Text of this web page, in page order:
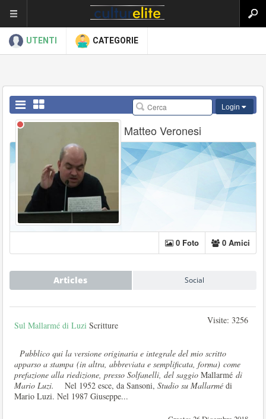
UTENTI CATEGORIE
Login
Matteo Veronesi
0 Amici
0 Foto
Articles Social
Visite: 3256
Sul Mallarmé di Luzi Scritture
Pubblico qui la versione originaria e integrale del mio scritto
apparso a stampa (in altra, abbreviata e semplificata, forma) come
prefazione alla riedizione, presso Solfanelli, del saggio Mallarmé di
Mario Luzi.
Nel 1952 esce, da Sansoni, Studio su Mallarmé di
Mario Luzi. Nel 1987 Giuseppe...